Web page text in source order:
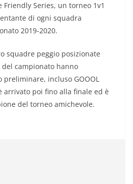
Series, un torneo 1v1
di ogni squadra
2019-2020.
squadre peggio posizionate
campionato hanno
incluso GOOOL
arrivato poi fino alla finale ed è
del torneo amichevole.